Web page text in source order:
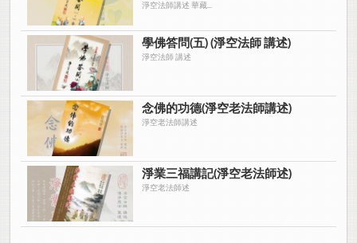
淨空法師講述 華藏...
學佛答問(五) (淨空法師 講述)
淨空法師 講述
念佛的功德(淨空老法師講述)
淨空老法師講述
淨業三福講記(淨空老法師述)
淨空老法師述